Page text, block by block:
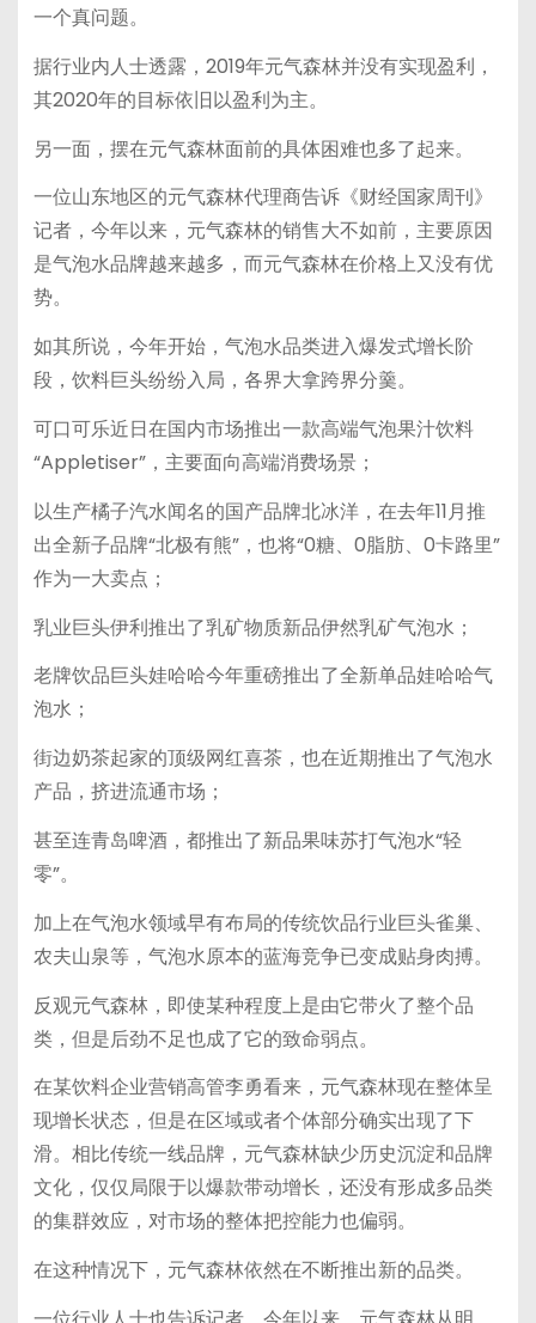
一个真问题。
据行业内人士透露，2019年元气森林并没有实现盈利，
其2020年的目标依旧以盈利为主。
另一面，摆在元气森林面前的具体困难也多了起来。
一位山东地区的元气森林代理商告诉《财经国家周刊》
记者，今年以来，元气森林的销售大不如前，主要原因
是气泡水品牌越来越多，而元气森林在价格上又没有优
势。
如其所说，今年开始，气泡水品类进入爆发式增长阶
段，饮料巨头纷纷入局，各界大拿跨界分羹。
可口可乐近日在国内市场推出一款高端气泡果汁饮料
“Appletiser”，主要面向高端消费场景；
以生产橘子汽水闻名的国产品牌北冰洋，在去年11月推
出全新子品牌“北极有熊”，也将“0糖、0脂肪、0卡路里”
作为一大卖点；
乳业巨头伊利推出了乳矿物质新品伊然乳矿气泡水；
老牌饮品巨头娃哈哈今年重磅推出了全新单品娃哈哈气
泡水；
街边奶茶起家的顶级网红喜茶，也在近期推出了气泡水
产品，挤进流通市场；
甚至连青岛啤酒，都推出了新品果味苏打气泡水“轻
零”。
加上在气泡水领域早有布局的传统饮品行业巨头雀巢、
农夫山泉等，气泡水原本的蓝海竞争已变成贴身肉搏。
反观元气森林，即使某种程度上是由它带火了整个品
类，但是后劲不足也成了它的致命弱点。
在某饮料企业营销高管李勇看来，元气森林现在整体呈
现增长状态，但是在区域或者个体部分确实出现了下
滑。相比传统一线品牌，元气森林缺少历史沉淀和品牌
文化，仅仅局限于以爆款带动增长，还没有形成多品类
的集群效应，对市场的整体把控能力也偏弱。
在这种情况下，元气森林依然在不断推出新的品类。